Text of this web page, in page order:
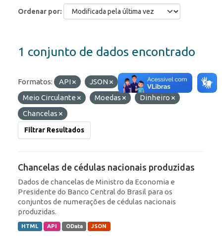
Ordenar por
1 conjunto de dados encontrado
Formatos: API JSON
Etiquetas:
Meio Circulante
Moedas
Dinheiro
Chancelas
Filtrar Resultados
Chancelas de cédulas nacionais produzidas
Dados de chancelas de Ministro da Economia e
Presidente do Banco Central do Brasil para os
conjuntos de numerações de cédulas nacionais
produzidas.
HTML API OData JSON